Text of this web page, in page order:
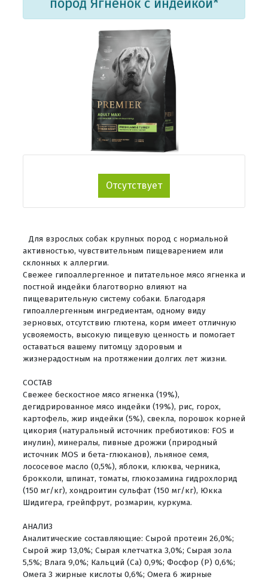
Отсутствует
Для взрослых собак крупных пород с нормальной
активностью, чувствительным пищеварением или
склонных к аллергии.
Свежее гипоаллергенное и питательное мясо ягненка и
постной индейки благотворно влияют на
пищеварительную систему собаки. Благодаря
гипоаллергенным ингредиентам, одному виду
зерновых, отсутствию глютена, корм имеет отличную
усвояемость, высокую пищевую ценность и помогает
оставаться вашему питомцу здоровым и
жизнерадостным на протяжении долгих лет жизни.
СОСТАВ
Свежее бескостное мясо ягненка (19%),
дегидрированное мясо индейки (19%), рис, горох,
картофель, жир индейки (5%), свекла, порошок корней
цикория (натуральный источник пребиотиков: FOS и
инулин), минералы, пивные дрожжи (природный
источник MOS и бета-глюканов), льняное семя,
лососевое масло (0,5%), яблоки, клюква, черника,
брокколи, шпинат, томаты, глюкозамина гидрохлорид
(150 мг/кг), хондроитин сульфат (150 мг/кг), Юкка
Шидигера, грейпфрут, розмарин, куркума.
АНАЛИЗ
Аналитические составляющие: Сырой протеин 26,0%;
Сырой жир 13,0%; Сырая клетчатка 3,0%; Сырая зола
5,5%; Влага 9,0%; Кальций (Са) 0,9%; Фосфор (P) 0,6%;
Омега 3 жирные кислоты 0,6%; Омега 6 жирные